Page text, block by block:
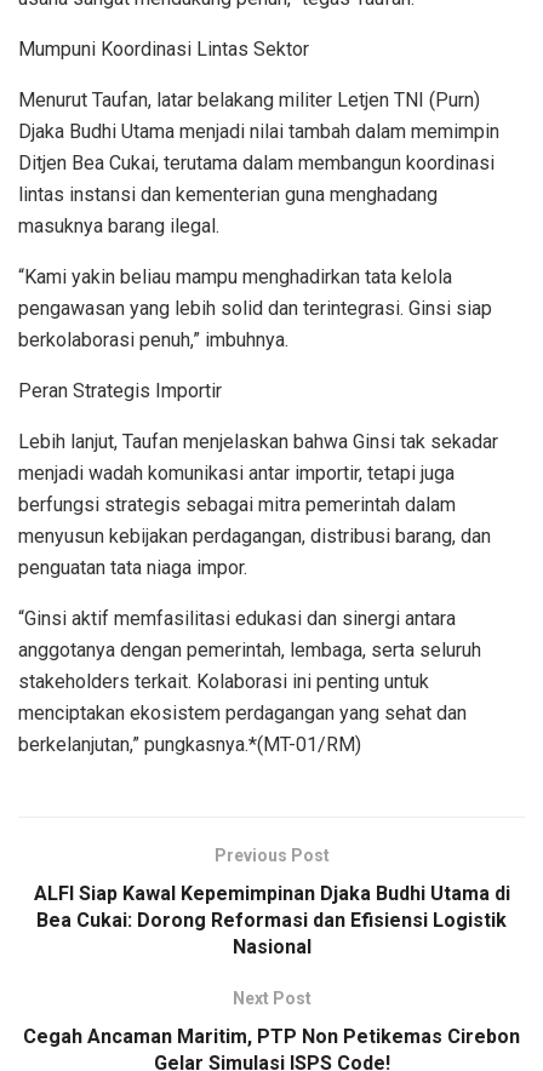
Mumpuni Koordinasi Lintas Sektor
Menurut Taufan, latar belakang militer Letjen TNI (Purn)
Djaka Budhi Utama menjadi nilai tambah dalam memimpin
Ditjen Bea Cukai, terutama dalam membangun koordinasi
lintas instansi dan kementerian guna menghadang
masuknya barang ilegal.
“Kami yakin beliau mampu menghadirkan tata kelola
pengawasan yang lebih solid dan terintegrasi. Ginsi siap
berkolaborasi penuh,” imbuhnya.
Peran Strategis Importir
Lebih lanjut, Taufan menjelaskan bahwa Ginsi tak sekadar
menjadi wadah komunikasi antar importir, tetapi juga
berfungsi strategis sebagai mitra pemerintah dalam
menyusun kebijakan perdagangan, distribusi barang, dan
penguatan tata niaga impor.
“Ginsi aktif memfasilitasi edukasi dan sinergi antara
anggotanya dengan pemerintah, lembaga, serta seluruh
stakeholders terkait. Kolaborasi ini penting untuk
menciptakan ekosistem perdagangan yang sehat dan
berkelanjutan,” pungkasnya.*(MT-01/RM)
Previous Post
ALFI Siap Kawal Kepemimpinan Djaka Budhi Utama di
Bea Cukai: Dorong Reformasi dan Efisiensi Logistik
Nasional
Next Post
Cegah Ancaman Maritim, PTP Non Petikemas Cirebon
Gelar Simulasi ISPS Code!